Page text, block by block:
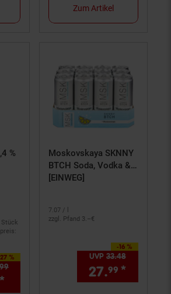
Zum Artikel
%
von 5 Sternen
%Prozent,
99
* Aktueller Preis: 7,99€
Moskovskaya SKNNY
BTCH Soda, Vodka &
Lemon 10,0 % vol 0,33
[EINWEG]
7.07 / l
zzgl. Pfand 3.–€
-16 %
Sie Sparen 16 Prozent,
UVP 33.48
27.99 *